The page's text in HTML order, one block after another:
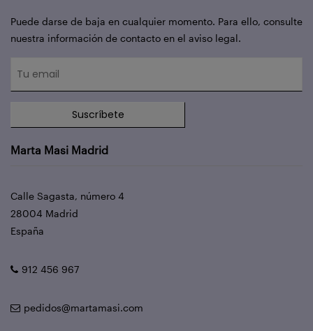
Puede darse de baja en cualquier momento. Para ello, consulte
nuestra información de contacto en el aviso legal.
Suscríbete
Marta Masi Madrid
Calle Sagasta, número 4
28004 Madrid
España
912 456 967
pedidos@martamasi.com